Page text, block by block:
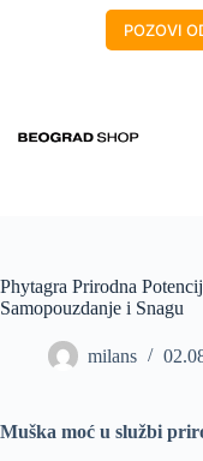
POZOVI
Phytagra Prirodna
Samopouzdanje i Snagu
milans
Muška moć u službi